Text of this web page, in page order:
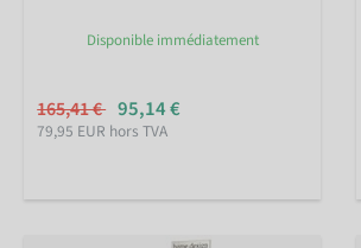
Disponible immédiatement
165,41 € 95,14 €
79,95 EUR hors TVA